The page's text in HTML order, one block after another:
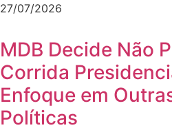
27/07/2026
MDB Decide Não
Corrida
Enfoque em
Políticas